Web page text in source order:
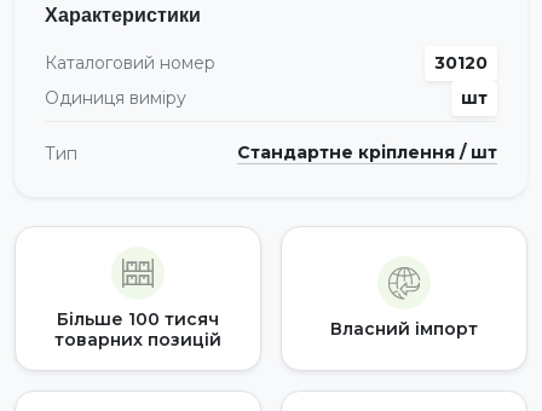
Характеристики
Каталоговий номер
30120
Одиниця виміру
шт
Тип Стандартне кріплення / шт
Більше 100 тисяч
товарних позицій
Власний імпорт